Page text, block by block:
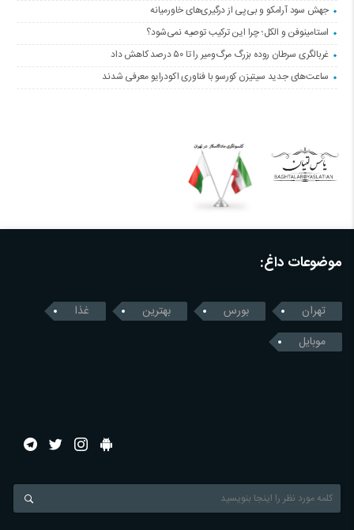
جهش سود آرامکو و بی‌پی از درگیری‌های خاورمیانه
استامینوفن و الکل؛ چرا این ترکیب توصیه نمی‌شود؟
غربالگری سرطان روده بزرگ مرگ‌ومیر را تا ۵۰ درصد کاهش داد
ساعت‌های جدید سیتیزن کورسو با فناوری اکودرایو معرفی شدند
موضوعات داغ:
تهران بورس بهترین
غذا
موبایل